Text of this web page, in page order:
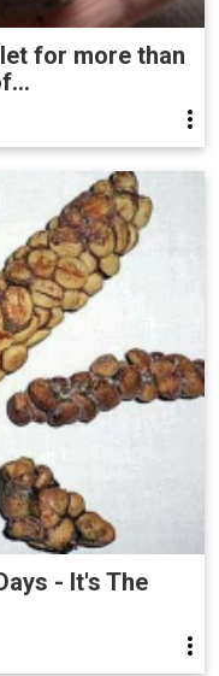
for more than
- It's The